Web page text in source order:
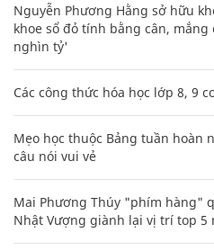
Nguyễn Phương Hằng sở hữu
khoe sổ đỏ tính bằng cân,
nghìn tỷ'
Các công thức hóa học lớp 8, 9
Mẹo học thuộc Bảng tuần hoàn
câu nói vui vẻ
Mai Phương Thúy "phím hàng"
Nhật Vượng giành lại vị trí top